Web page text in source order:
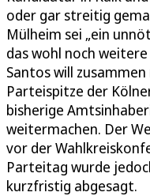
oder gar streitig
Mülheim sei „ein
das wohl noch
Santos will
Parteispitze der
bisherige
weitermachen. Der
vor der
Parteitag wurde
kurzfristig abgesagt.